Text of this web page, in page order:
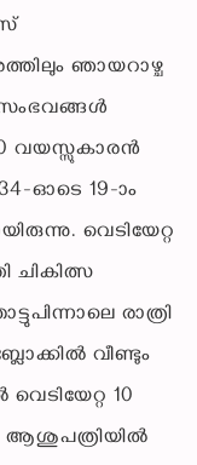
ഞായറാഴ്ച
സംഭവങ്ങള്‍
വയസ്സുകാരന്‍
ഓടെ 19-ാം
വെടിയേറ്റ
ചികിത്സ
രാത്രി
വീണ്ടും
10